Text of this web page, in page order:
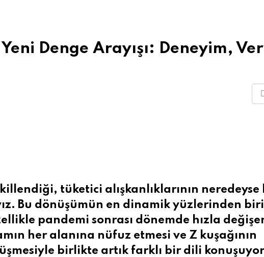
Denge Arayışı: Deneyim,
tüketici alışkanlıklarının neredeyse
Bu dönüşümün en dinamik yüzlerinden biri
pandemi sonrası dönemde hızla
her alanına nüfuz etmesi ve Z kuşağının
birlikte artık farklı bir dili